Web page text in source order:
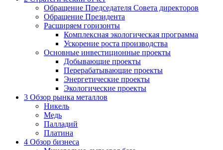
Обращение Председателя Совета директоров
Обращение Президента
Расширяем горизонты
Комплексная экологическая программа
Ускорение роста производства
Основные инвестиционные проекты
Добывающие проекты
Перерабатывающие проекты
Энергетические проекты
Экологические проекты
3 Обзор рынка металлов
Никель
Медь
Палладий
Платина
4 Обзор бизнеса